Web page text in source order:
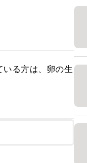
る方は、卵の生